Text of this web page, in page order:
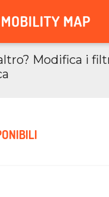
Modifica i